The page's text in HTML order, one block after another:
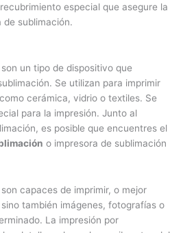
especial que asegure la
sublimación.
un tipo de dispositivo que
Se utilizan para imprimir
cerámica, vidrio o textiles. Se
para la impresión. Junto al
es posible que encuentres el
o impresora de sublimación
capaces de imprimir, o mejor
también imágenes, fotografías o
La impresión por